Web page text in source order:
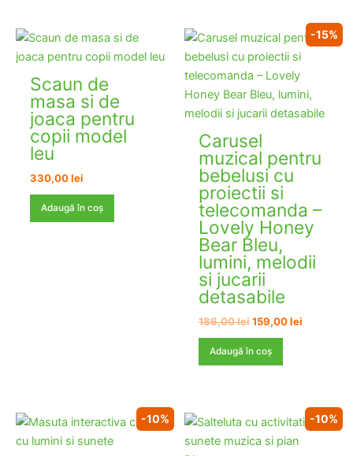
Scaun de
masa si de
joaca pentru
copii model
leu
330,00lei
Adaugă în coș
-15%
Carusel
muzical pentru
bebelusi cu
proiectii si
telecomanda –
Lovely Honey
Bear Bleu,
lumini, melodii
si jucarii
detasabile
186,00lei Prețul
a
fost:
159,00leiPrețul
Adaugă în coș
-10% -10%